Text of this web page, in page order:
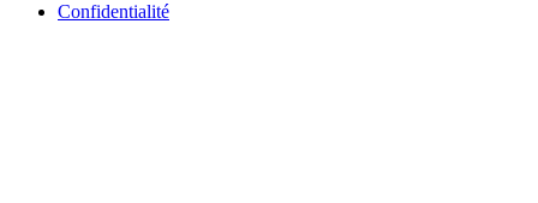
Confidentialité